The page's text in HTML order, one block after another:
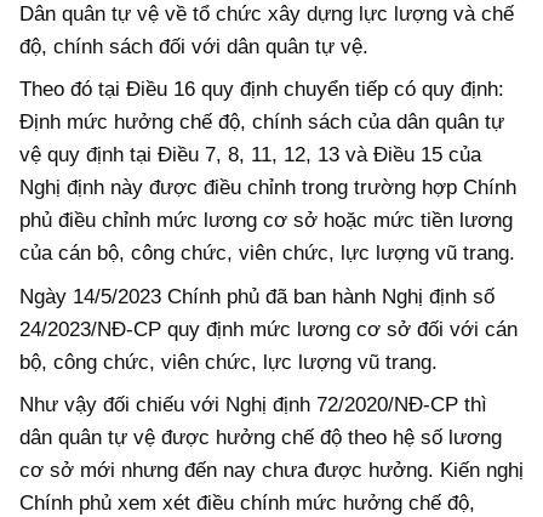
Dân quân tự vệ về tổ chức xây dựng lực lượng và chế
độ, chính sách đối với dân quân tự vệ.
Theo đó tại Điều 16 quy định chuyển tiếp có quy định:
Định mức hưởng chế độ, chính sách của dân quân tự
vệ quy định tại Điều 7, 8, 11, 12, 13 và Điều 15 của
Nghị định này được điều chỉnh trong trường hợp Chính
phủ điều chỉnh mức lương cơ sở hoặc mức tiền lương
của cán bộ, công chức, viên chức, lực lượng vũ trang.
Ngày 14/5/2023 Chính phủ đã ban hành Nghị định số
24/2023/NĐ-CP quy định mức lương cơ sở đối với cán
bộ, công chức, viên chức, lực lượng vũ trang.
Như vậy đối chiếu với Nghị định 72/2020/NĐ-CP thì
dân quân tự vệ được hưởng chế độ theo hệ số lương
cơ sở mới nhưng đến nay chưa được hưởng. Kiến nghị
Chính phủ xem xét điều chính mức hưởng chế độ,